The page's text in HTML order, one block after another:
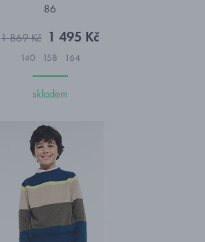
86
1 869 Kč 1 495 Kč
140 158 164
skladem